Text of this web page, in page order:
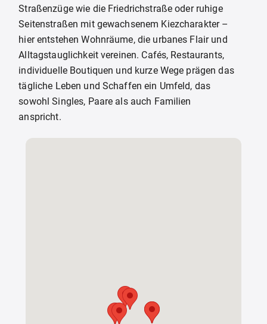
Straßenzüge wie die Friedrichstraße oder ruhige
Seitenstraßen mit gewachsenem Kiezcharakter –
hier entstehen Wohnräume, die urbanes Flair und
Alltagstauglichkeit vereinen. Cafés, Restaurants,
individuelle Boutiquen und kurze Wege prägen das
tägliche Leben und Schaffen ein Umfeld, das
sowohl Singles, Paare als auch Familien
anspricht.